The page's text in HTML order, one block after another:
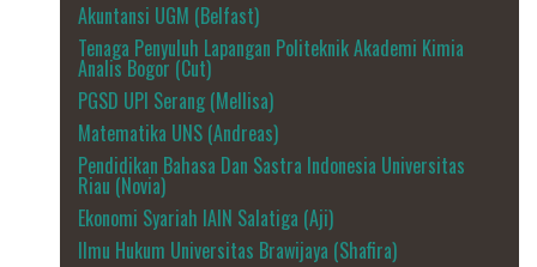
Akuntansi UGM (Belfast)
Tenaga Penyuluh Lapangan Politeknik Akademi Kimia
Analis Bogor (Cut)
PGSD UPI Serang (Mellisa)
Matematika UNS (Andreas)
Pendidikan Bahasa Dan Sastra Indonesia Universitas
Riau (Novia)
Ekonomi Syariah IAIN Salatiga (Aji)
Ilmu Hukum Universitas Brawijaya (Shafira)